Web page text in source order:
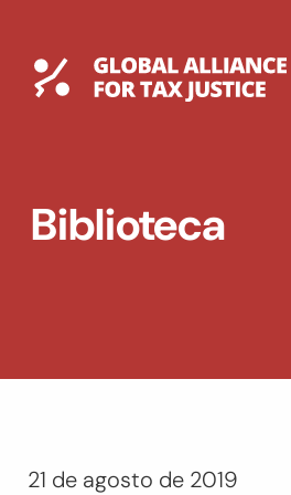
contenidoGlobal Tax Justice
DROPDOWN
Biblioteca
21 de agosto de 2019